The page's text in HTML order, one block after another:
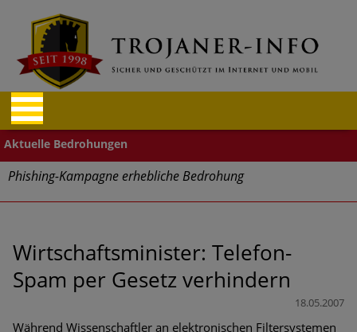
Phishing-Kampagne erhebliche Bedrohung
Identitätsdiebstahl
Exponentiell wachsende Risiken, eine immer
unübersichtlichere Cyber-Bedrohungslage – was CISOs jetzt
Wirtschaftsminister: Telefon-
Spam per Gesetz verhindern
18.05.2007
Während Wissenschaftler an elektronischen Filtersystemen